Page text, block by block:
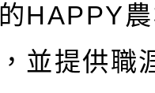
HAPPY
並提供職